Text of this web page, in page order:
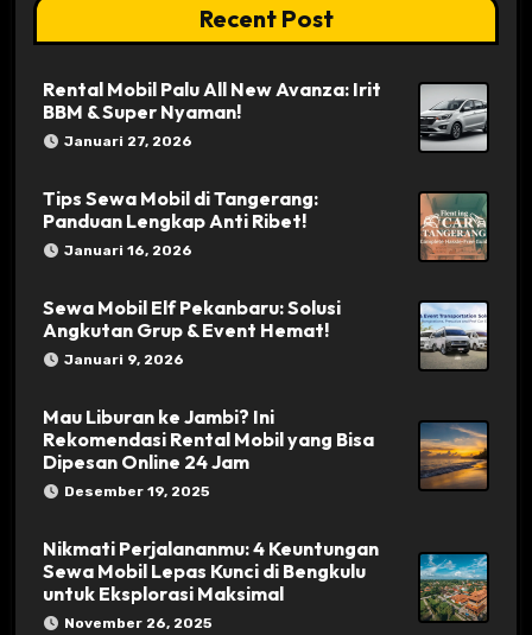
Recent Post
Rental Mobil Palu All New Avanza: Irit
BBM & Super Nyaman!
Januari 27, 2026
Tips Sewa Mobil di Tangerang:
Panduan Lengkap Anti Ribet!
Januari 16, 2026
Sewa Mobil Elf Pekanbaru: Solusi
Angkutan Grup & Event Hemat!
Januari 9, 2026
Mau Liburan ke Jambi? Ini
Rekomendasi Rental Mobil yang Bisa
Dipesan Online 24 Jam
Desember 19, 2025
Nikmati Perjalananmu: 4 Keuntungan
Sewa Mobil Lepas Kunci di Bengkulu
untuk Eksplorasi Maksimal
November 26, 2025